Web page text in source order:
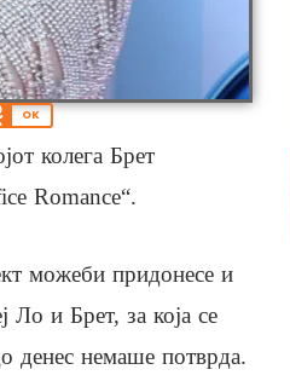
OK
колега Брет
Romance“.
можеби придонесе и
Ло и Брет, за која се
денес немаше потврда.